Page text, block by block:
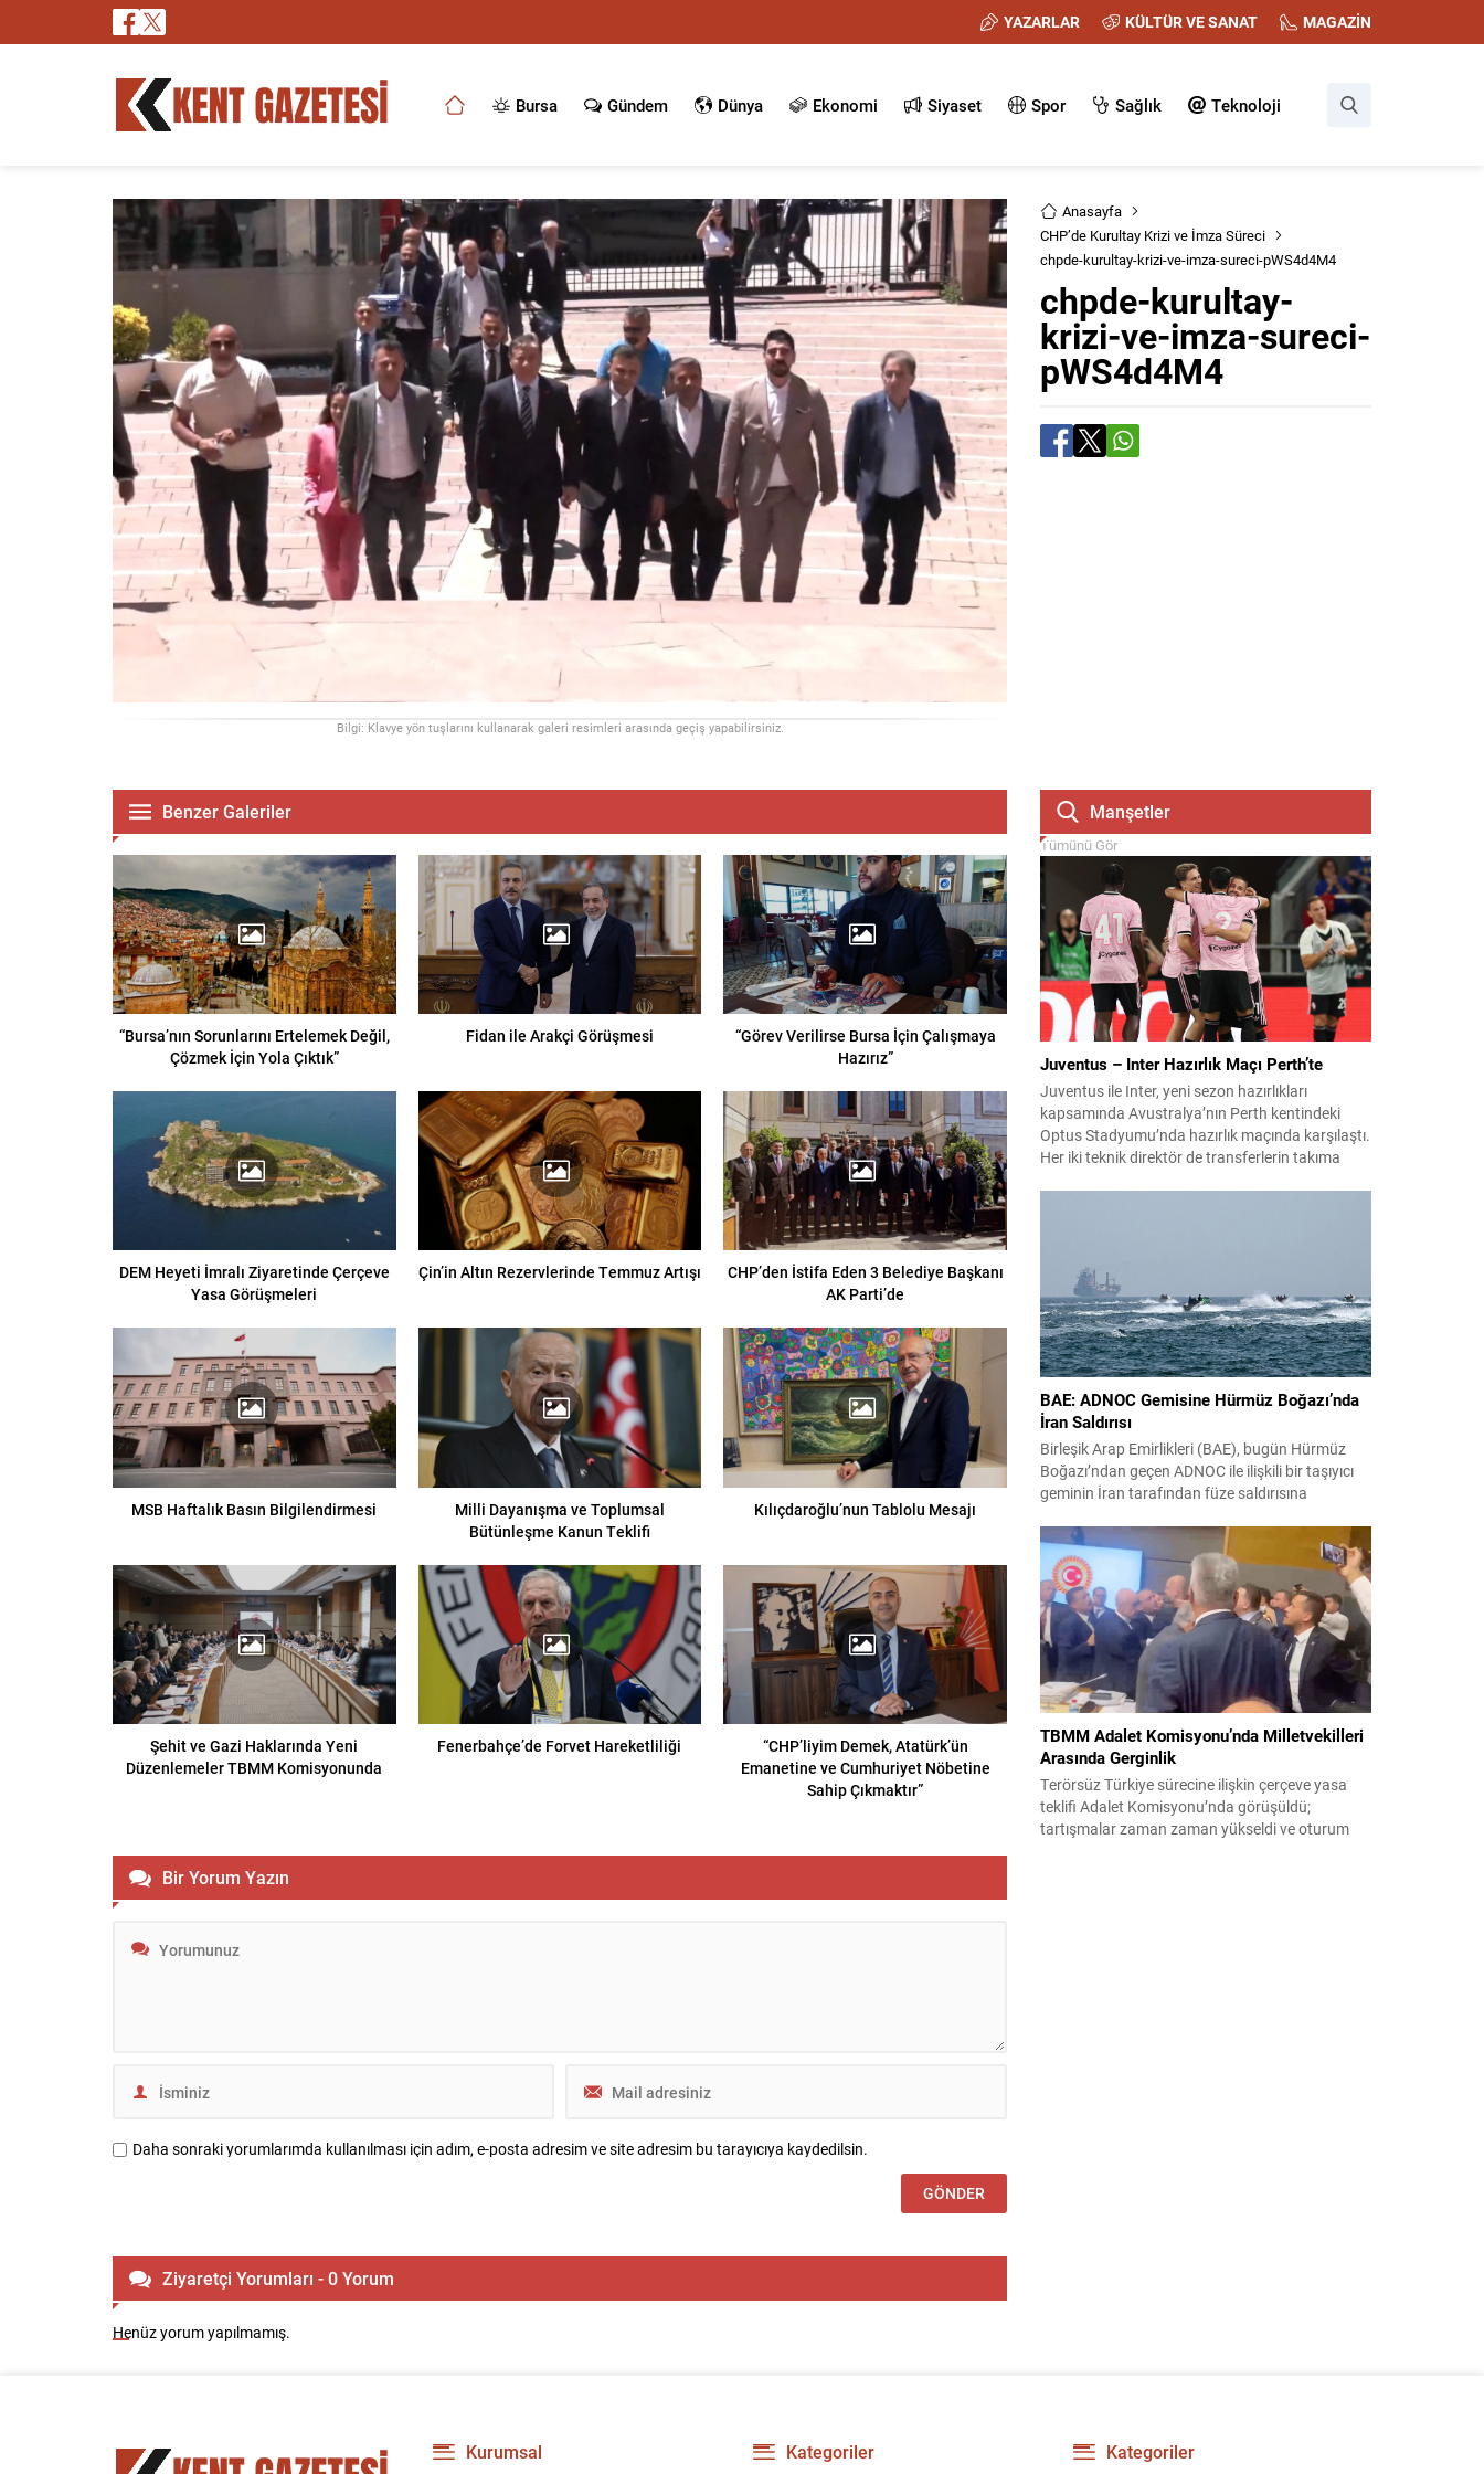
YAZARLAR KÜLTÜR VE SANAT MAGAZİN
Bursa Gündem Dünya Ekonomi Siyaset Spor Sağlık Teknoloji
Bilgi: Klavye yön tuşlarını kullanarak galeri resimleri arasında geçiş yapabilirsiniz.
Anasayfa
CHP’de Kurultay Krizi ve İmza Süreci
chpde-kurultay-krizi-ve-imza-sureci-pWS4d4M4
chpde-kurultay-
krizi-ve-imza-sureci-
pWS4d4M4
Benzer Galeriler
“Bursa’nın Sorunlarını Ertelemek Değil,
Çözmek İçin Yola Çıktık”
Fidan ile Arakçi Görüşmesi
“Görev Verilirse Bursa İçin Çalışmaya
Hazırız”
DEM Heyeti İmralı Ziyaretinde Çerçeve
Yasa Görüşmeleri
Çin’in Altın Rezervlerinde Temmuz Artışı
CHP’den İstifa Eden 3 Belediye Başkanı
AK Parti’de
MSB Haftalık Basın Bilgilendirmesi
Milli Dayanışma ve Toplumsal
Bütünleşme Kanun Teklifi
Kılıçdaroğlu’nun Tablolu Mesajı
Şehit ve Gazi Haklarında Yeni
Düzenlemeler TBMM Komisyonunda
Fenerbahçe’de Forvet Hareketliliği
“CHP’liyim Demek, Atatürk’ün
Emanetine ve Cumhuriyet Nöbetine
Sahip Çıkmaktır”
Bir Yorum Yazın
Daha sonraki yorumlarımda kullanılması için adım, e-posta adresim ve site adresim bu tarayıcıya kaydedilsin.
Ziyaretçi Yorumları - 0 Yorum
Henüz yorum yapılmamış.
Manşetler
Tümünü Gör
Juventus – Inter Hazırlık Maçı Perth’te
Juventus ile Inter, yeni sezon hazırlıkları
kapsamında Avustralya’nın Perth kentindeki
Optus Stadyumu’nda hazırlık maçında karşılaştı.
Her iki teknik direktör de transferlerin takıma
Yıldız ilk 11’de görev alırken,...
BAE: ADNOC Gemisine Hürmüz Boğazı’nda
İran Saldırısı
Birleşik Arap Emirlikleri (BAE), bugün Hürmüz
Boğazı’ndan geçen ADNOC ile ilişkili bir taşıyıcı
geminin İran tarafından füze saldırısına
alındığını bildirirken saldırıyı kınadı ve Tahran’ı
korsanlıkla suçladı. WAM ajansının aktardığı ilk
açıklamada, ADNOC’a ait bir geminin sabah
saatlerinde hedef alındığı belirtildi; ilerleyen
dakikalarda ise BAE...
TBMM Adalet Komisyonu’nda Milletvekilleri
Arasında Gerginlik
Terörsüz Türkiye sürecine ilişkin çerçeve yasa
teklifi Adalet Komisyonu’nda görüşüldü;
tartışmalar zaman zaman yükseldi ve oturum
Kurumsal Kategoriler Kategoriler